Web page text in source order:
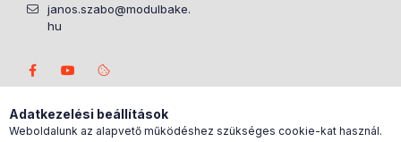
janos.szabo@modulbake.
hu
Adatkezelési beállítások
Weboldalunk az alapvető működéshez szükséges cookie-kat használ.